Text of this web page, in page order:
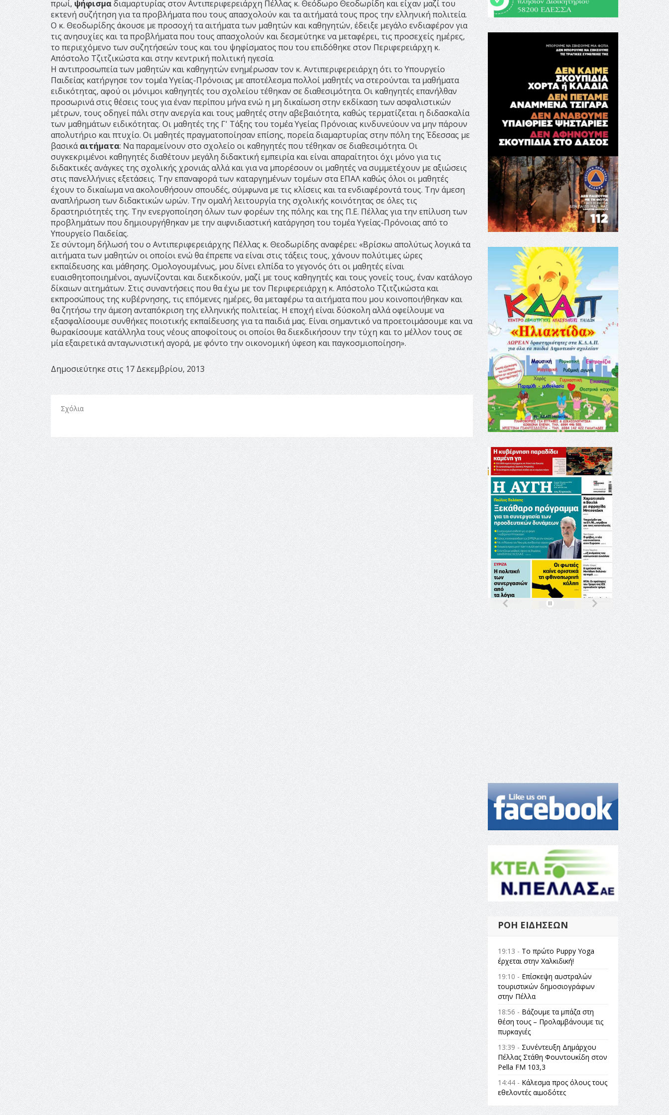
πρωί, ψήφισμαδιαμαρτυρίας στον Αντιπεριφερειάρχη Πέλλας κ. Θεόδωρο Θεοδωρίδη και είχαν μαζί του
εκτενή συζήτηση για τα προβλήματα που τους απασχολούν και τα αιτήματά τους προς την ελληνική πολιτεία.
Ο κ. Θεοδωρίδης άκουσε με προσοχή τα αιτήματα των μαθητών και καθηγητών, έδειξε μεγάλο ενδιαφέρον για
τις ανησυχίες και τα προβλήματα που τους απασχολούν και δεσμεύτηκε να μεταφέρει, τις προσεχείς ημέρες,
το περιεχόμενο των συζητήσεών τους και του ψηφίσματος που του επιδόθηκε στον Περιφερειάρχη κ.
Απόστολο Τζιτζικώστα και στην κεντρική πολιτική ηγεσία.
Η αντιπροσωπεία των μαθητών και καθηγητών ενημέρωσαν τον κ. Αντιπεριφερειάρχη ότι το Υπουργείο
Παιδείας κατήργησε τον τομέα Υγείας-Πρόνοιας με αποτέλεσμα πολλοί μαθητές να στερούνται τα μαθήματα
ειδικότητας, αφού οι μόνιμοι καθηγητές του σχολείου τέθηκαν σε διαθεσιμότητα. Οι καθηγητές επανήλθαν
προσωρινά στις θέσεις τους για έναν περίπου μήνα ενώ η μη δικαίωση στην εκδίκαση των ασφαλιστικών
μέτρων, τους οδηγεί πάλι στην ανεργία και τους μαθητές στην αβεβαιότητα, καθώς τερματίζεται η διδασκαλία
των μαθημάτων ειδικότητας. Οι μαθητές της Γ' Τάξης του τομέα Υγείας Πρόνοιας κινδυνεύουν να μην πάρουν
απολυτήριο και πτυχίο. Οι μαθητές πραγματοποίησαν επίσης, πορεία διαμαρτυρίας στην πόλη της Έδεσσας με
βασικάαιτήματα: Να παραμείνουν στο σχολείο οι καθηγητές που τέθηκαν σε διαθεσιμότητα. Οι
συγκεκριμένοι καθηγητές διαθέτουν μεγάλη διδακτική εμπειρία και είναι απαραίτητοι όχι μόνο για τις
διδακτικές ανάγκες της σχολικής χρονιάς αλλά και για να μπορέσουν οι μαθητές να συμμετέχουν με αξιώσεις
στις πανελλήνιες εξετάσεις. Την επαναφορά των καταργημένων τομέων στα ΕΠΑΛ καθώς όλοι οι μαθητές
έχουν το δικαίωμα να ακολουθήσουν σπουδές, σύμφωνα με τις κλίσεις και τα ενδιαφέροντά τους. Την άμεση
αναπλήρωση των διδακτικών ωρών. Την ομαλή λειτουργία της σχολικής κοινότητας σε όλες τις
δραστηριότητές της. Την ενεργοποίηση όλων των φορέων της πόλης και της Π.Ε. Πέλλας για την επίλυση των
προβλημάτων που δημιουργήθηκαν με την αιφνιδιαστική κατάργηση του τομέα Υγείας-Πρόνοιας από το
Υπουργείο Παιδείας.
Σε σύντομη δήλωσή του ο Αντιπεριφερειάρχης Πέλλας κ. Θεοδωρίδης αναφέρει: «Βρίσκω απολύτως λογικά τα
αιτήματα των μαθητών οι οποίοι ενώ θα έπρεπε να είναι στις τάξεις τους, χάνουν πολύτιμες ώρες
εκπαίδευσης και μάθησης. Ομολογουμένως, μου δίνει ελπίδα το γεγονός ότι οι μαθητές είναι
ευαισθητοποιημένοι, αγωνίζονται και διεκδικούν, μαζί με τους καθηγητές και τους γονείς τους, έναν κατάλογο
δίκαιων αιτημάτων. Στις συναντήσεις που θα έχω με τον Περιφερειάρχη κ. Απόστολο Τζιτζικώστα και
εκπροσώπους της κυβέρνησης, τις επόμενες ημέρες, θα μεταφέρω τα αιτήματα που μου κοινοποιήθηκαν και
θα ζητήσω την άμεση ανταπόκριση της ελληνικής πολιτείας. Η εποχή είναι δύσκολη αλλά οφείλουμε να
εξασφαλίσουμε συνθήκες ποιοτικής εκπαίδευσης για τα παιδιά μας. Είναι σημαντικό να προετοιμάσουμε και να
θωρακίσουμε κατάλληλα τους νέους αποφοίτους οι οποίοι θα διεκδικήσουν την τύχη και το μέλλον τους σε
μία εξαιρετικά ανταγωνιστική αγορά, με φόντο την οικονομική ύφεση και παγκοσμιοποίηση».
Δημοσιεύτηκε στις 17 Δεκεμβρίου, 2013
Σχόλια
ΡΟΉ ΕΙΔΉΣΕΩΝ
19:13 - Το πρώτο Puppy Yoga
έρχεται στην Χαλκιδική!
19:10 - Επίσκεψη αυστραλών
τουριστικών δημοσιογράφων
στην Πέλλα
18:56 - Βάζουμε τα μπάζα στη
θέση τους – Προλαμβάνουμε τις
πυρκαγιές
13:39 - Συνέντευξη Δημάρχου
Πέλλας Στάθη Φουντουκίδη στον
Pella FM 103,3
14:44 - Κάλεσμα προς όλους τους
εθελοντές αιμοδότες
14:23 -Όλη η Ελλάδα ένας